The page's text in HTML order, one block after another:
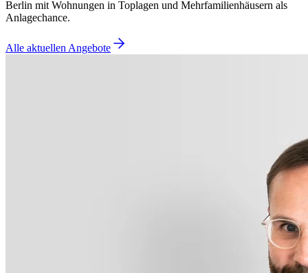
Berlin mit Wohnungen in Toplagen und Mehrfamilienhäusern als
Anlagechance.
Alle aktuellen Angebote